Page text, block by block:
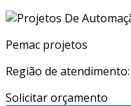
Pemac projetos
Região de
Solicitar orçamento